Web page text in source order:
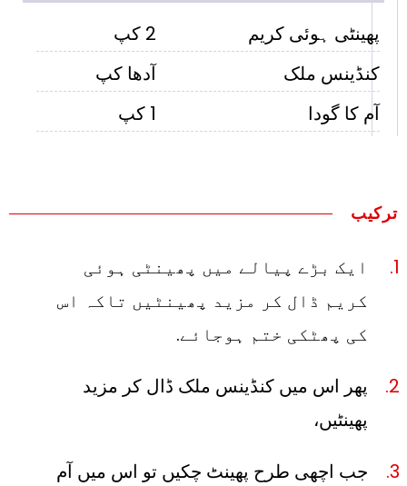
پھینٹی ہوئی کریم
2 کپ
کنڈینس ملک
آدھا کپ
آم کا گودا
1 کپ
ترکیب
ایک بڑے پیالے میں پھینٹی ہوئی
کریم ڈال کر مزید پھینٹیں تاکہ اس
کی پھٹکی ختم ہوجائے.
پھر اس میں کنڈینس ملک ڈال کر مزید
پھینٹیں،
جب اچھی طرح پھینٹ چکیں تو اس میں آم